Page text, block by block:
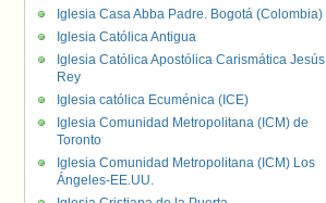
Iglesia Casa Abba Padre. Bogotá (Colombia)
Iglesia Católica Antigua
Iglesia Católica Apostólica Carismática Jesús
Rey
Iglesia católica Ecuménica (ICE)
Iglesia Comunidad Metropolitana (ICM) de
Toronto
Iglesia Comunidad Metropolitana (ICM) Los
Ángeles-EE.UU.